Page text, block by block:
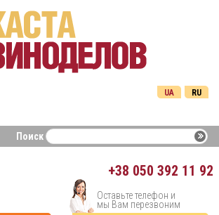
RU
UA
Поиск
+38 050 392 11 92
Оставьте телефон и
мы Вам перезвоним